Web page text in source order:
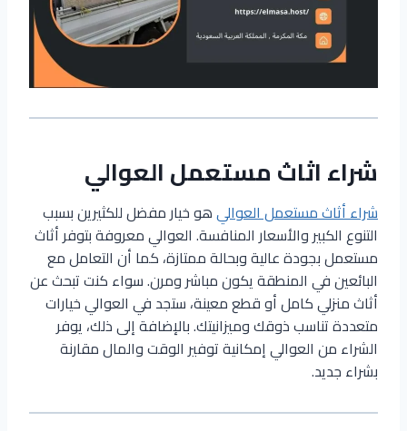
شراء اثاث مستعمل العوالي
شراء أثاث مستعمل العواليهو خيار مفضل للكثيرين بسبب
التنوع الكبير والأسعار المنافسة. العوالي معروفة بتوفر أثاث
مستعمل بجودة عالية وبحالة ممتازة، كما أن التعامل مع
البائعين في المنطقة يكون مباشر ومرن. سواء كنت تبحث عن
أثاث منزلي كامل أو قطع معينة، ستجد في العوالي خيارات
متعددة تناسب ذوقك وميزانيتك. بالإضافة إلى ذلك، يوفر
الشراء من العوالي إمكانية توفير الوقت والمال مقارنة
بشراء جديد.